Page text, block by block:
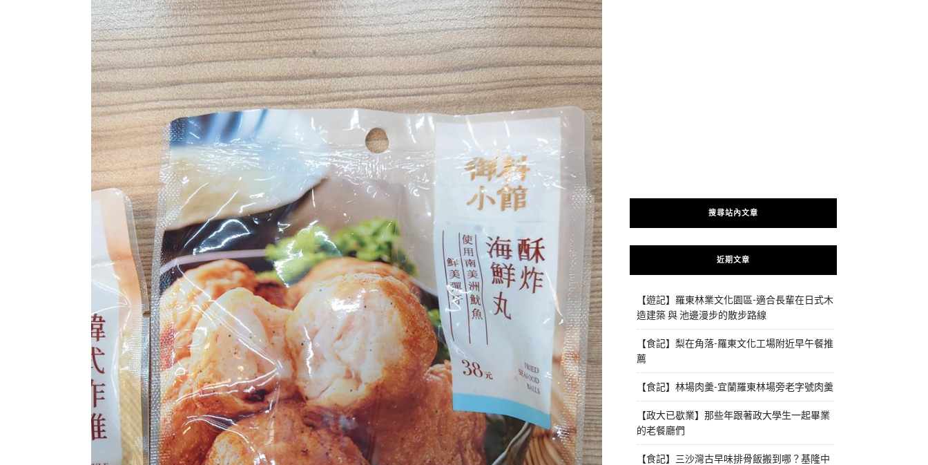
搜尋站內文章
近期文章
【遊記】羅東林業文化園區-適合長輩在日式木
造建築 與 池邊漫步的散步路線
【食記】梨在角落-羅東文化工場附近早午餐推
薦
【食記】林場肉羹-宜蘭羅東林場旁老字號肉羹
【政大已歇業】那些年跟著政大學生一起畢業
的老餐廳們
【食記】三沙灣古早味排骨飯搬到哪？基隆中